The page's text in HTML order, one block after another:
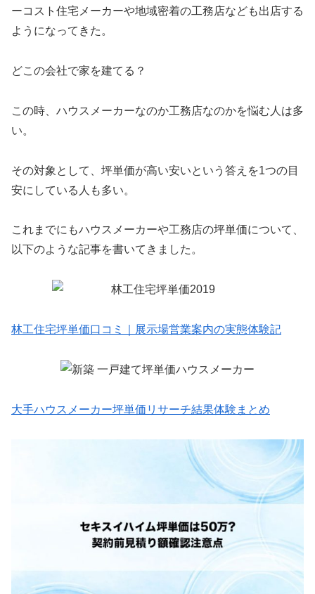
ーコスト住宅メーカーや地域密着の工務店なども出店する
ようになってきた。
どこの会社で家を建てる？
この時、ハウスメーカーなのか工務店なのかを悩む人は多
い。
その対象として、坪単価が高い安いという答えを1つの目
安にしている人も多い。
これまでにもハウスメーカーや工務店の坪単価について、
以下のような記事を書いてきました。
林工住宅坪単価口コミ｜展示場営業案内の実態体験記
大手ハウスメーカー坪単価リサーチ結果体験まとめ